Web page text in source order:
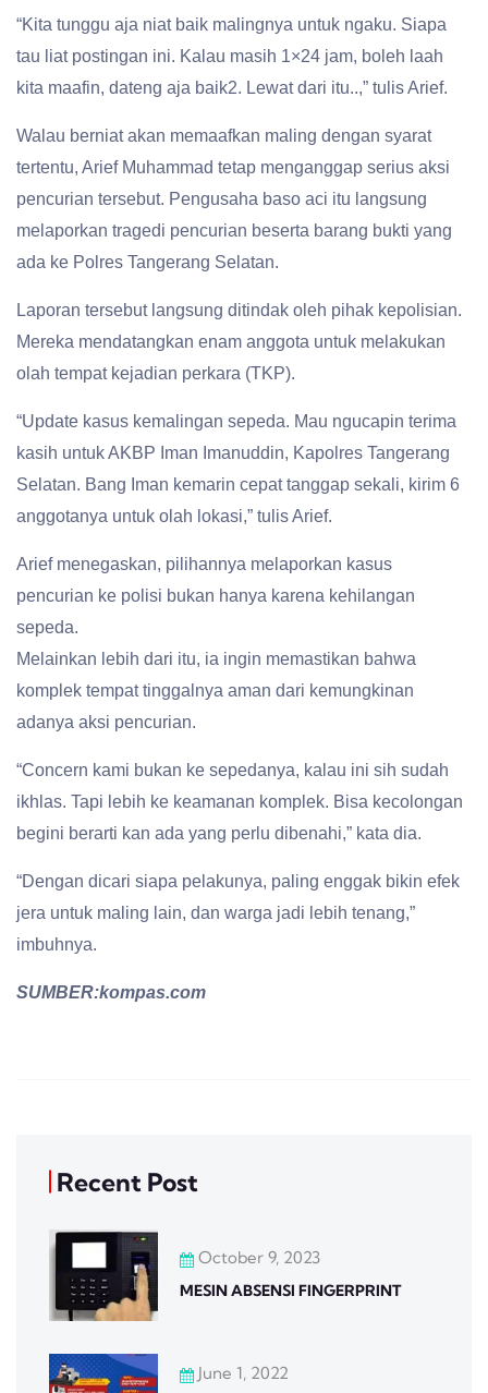
“Kita tunggu aja niat baik malingnya untuk ngaku. Siapa
tau liat postingan ini. Kalau masih 1×24 jam, boleh laah
kita maafin, dateng aja baik2. Lewat dari itu..,” tulis Arief.
Walau berniat akan memaafkan maling dengan syarat
tertentu, Arief Muhammad tetap menganggap serius aksi
pencurian tersebut. Pengusaha baso aci itu langsung
melaporkan tragedi pencurian beserta barang bukti yang
ada ke Polres Tangerang Selatan.
Laporan tersebut langsung ditindak oleh pihak kepolisian.
Mereka mendatangkan enam anggota untuk melakukan
olah tempat kejadian perkara (TKP).
“Update kasus kemalingan sepeda. Mau ngucapin terima
kasih untuk AKBP Iman Imanuddin, Kapolres Tangerang
Selatan. Bang Iman kemarin cepat tanggap sekali, kirim 6
anggotanya untuk olah lokasi,” tulis Arief.
Arief menegaskan, pilihannya melaporkan kasus
pencurian ke polisi bukan hanya karena kehilangan
sepeda.
Melainkan lebih dari itu, ia ingin memastikan bahwa
komplek tempat tinggalnya aman dari kemungkinan
adanya aksi pencurian.
“Concern kami bukan ke sepedanya, kalau ini sih sudah
ikhlas. Tapi lebih ke keamanan komplek. Bisa kecolongan
begini berarti kan ada yang perlu dibenahi,” kata dia.
“Dengan dicari siapa pelakunya, paling enggak bikin efek
jera untuk maling lain, dan warga jadi lebih tenang,”
imbuhnya.
SUMBER:kompas.com
Recent Post
October 9, 2023
MESIN ABSENSI FINGERPRINT
June 1, 2022